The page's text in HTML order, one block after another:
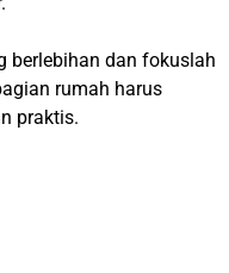
berlebihan dan fokuslah
rumah harus
praktis.